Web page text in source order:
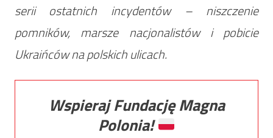
serii ostatnich incydentów – niszczenie
pomników, marsze nacjonalistów i pobicie
Ukraińców na polskich ulicach.
Wspieraj Fundację Magna
Polonia!